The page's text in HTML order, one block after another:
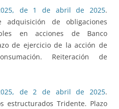
de 1 de abril de 2025.
de obligaciones
en acciones de Banco
de ejercicio de la acción de
Reiteración de
de 2 de abril de 2025.
estructurados Tridente. Plazo